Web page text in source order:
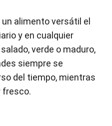
alimento versátil el
y en cualquier
verde o maduro,
siempre se
del tiempo, mientras
fresco.